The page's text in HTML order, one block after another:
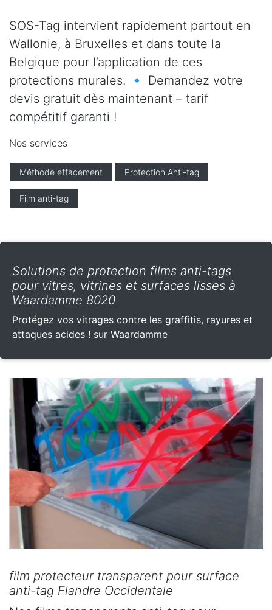
SOS-Tag intervient rapidement partout en
Wallonie, à Bruxelles et dans toute la
Belgique pour l’application de ces
protections murales. 🔹 Demandez votre
devis gratuit dès maintenant – tarif
compétitif garanti !
Nos services
Méthode effacement Protection Anti-tag
Film anti-tag
Solutions de protection films anti-tags
pour vitres, vitrines et surfaces lisses à
Waardamme 8020
Protégez vos vitrages contre les graffitis, rayures et
attaques acides ! sur Waardamme
film protecteur transparent pour surface
anti-tag Flandre Occidentale